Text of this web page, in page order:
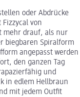
oder Abdrücke
Fizzycal von
mehr drauf, als nur
biegbaren Spiralform
angepasst werden
den ganzen Tag
und
in edlem Hellbraun
mit jedem Outfit